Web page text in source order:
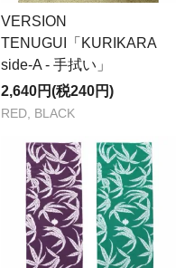
VERSION
TENUGUI「KURIKARA
side-A - 手拭い」
2,640円(税240円)
RED, BLACK